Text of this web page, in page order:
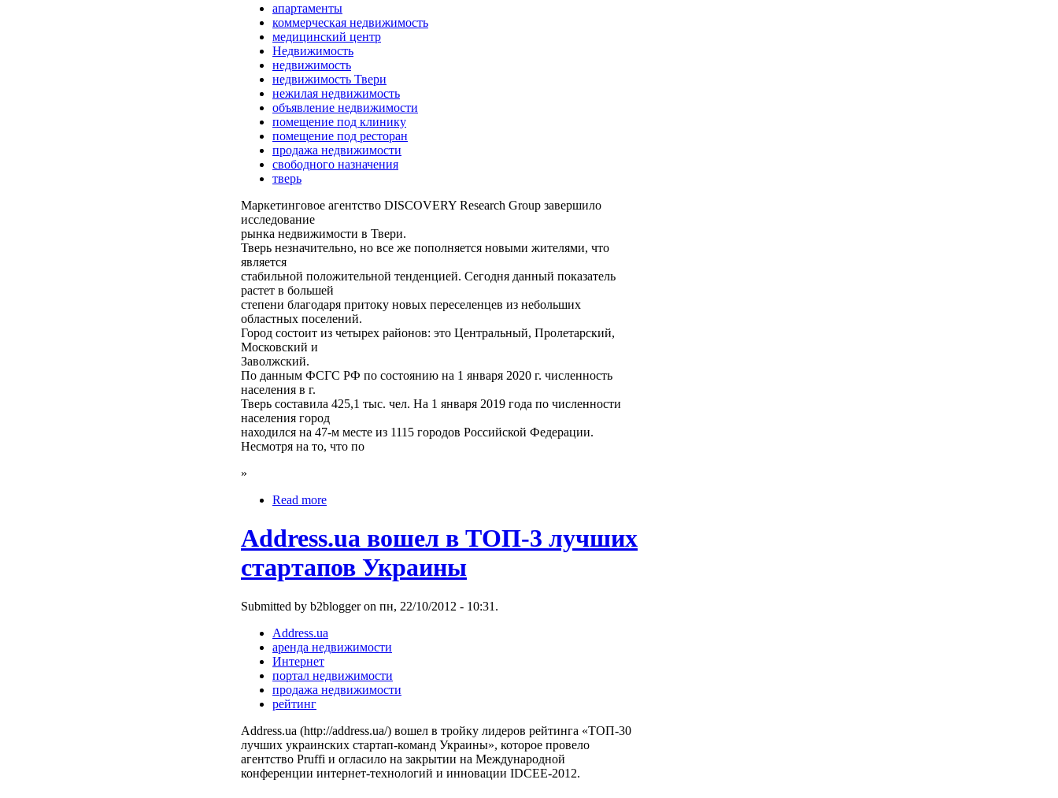
апартаменты
коммерческая недвижимость
медицинский центр
Недвижимость
недвижимость
недвижимость Твери
нежилая недвижимость
объявление недвижимости
помещение под клинику
помещение под ресторан
продажа недвижимости
свободного назначения
тверь
Маркетинговое агентство DISCOVERY Research Group завершило
исследование
рынка недвижимости в Твери.
Тверь незначительно, но все же пополняется новыми жителями, что
является
стабильной положительной тенденцией. Сегодня данный показатель
растет в большей
степени благодаря притоку новых переселенцев из небольших
областных поселений.
Город состоит из четырех районов: это Центральный, Пролетарский,
Московский и
Заволжский.
По данным ФСГС РФ по состоянию на 1 января 2020 г. численность
населения в г.
Тверь составила 425,1 тыс. чел. На 1 января 2019 года по численности
населения город
находился на 47-м месте из 1115 городов Российской Федерации.
Несмотря на то, что по
»
Read more
Address.ua вошел в ТОП-3 лучших
стартапов Украины
Submitted by b2blogger on пн, 22/10/2012 - 10:31.
Address.ua
аренда недвижимости
Интернет
портал недвижимости
продажа недвижимости
рейтинг
Address.ua (http://address.ua/) вошел в тройку лидеров рейтинга «ТОП-30
лучших украинских стартап-команд Украины», которое провело
агентство Pruffi и огласило на закрытии на Международной
конференции интернет-технологий и инновации IDCEE-2012.